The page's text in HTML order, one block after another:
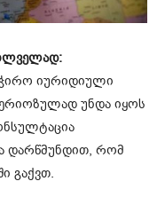
იურიდიული
უნდა იყოს
დარწმუნდით, რომ
გაქვთ.